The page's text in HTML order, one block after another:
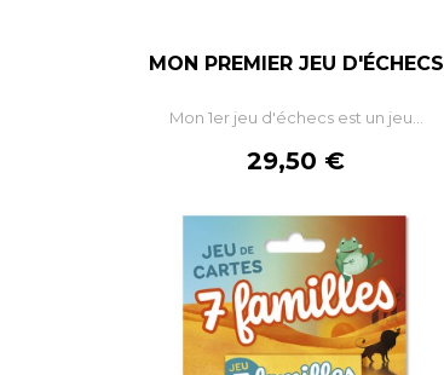
MON PREMIER JEU D'ÉCHECS
Mon 1er jeu d'échecs est un jeu...
Prix
29,50 €